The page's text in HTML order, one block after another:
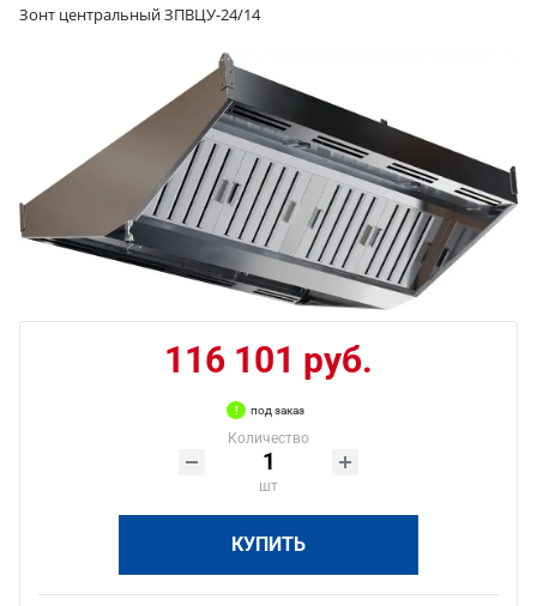
Зонт центральный ЗПВЦУ-24/14
116 101 руб.
под заказ
Количество
шт
КУПИТЬ